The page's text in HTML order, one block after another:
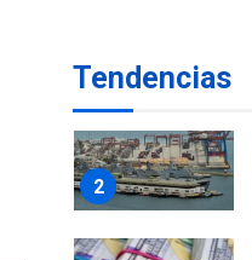
Tendencias
2